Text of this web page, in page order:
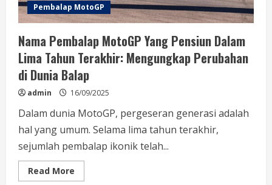
Pembalap MotoGP
Nama Pembalap MotoGP Yang Pensiun Dalam
Lima Tahun Terakhir: Mengungkap Perubahan
di Dunia Balap
admin 16/09/2025
Dalam dunia MotoGP, pergeseran generasi adalah
hal yang umum. Selama lima tahun terakhir,
sejumlah pembalap ikonik telah...
Read More
more